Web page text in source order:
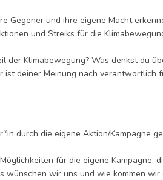
Gegener und ihre eigene Macht
und Streiks für die
der Klimabewegung? Was denkst du
ist deiner Meinung nach verantwortlich
durch die eigene Aktion/Kampagne
für die eigene Kampagne,
wünschen wir uns und wie kommen wir